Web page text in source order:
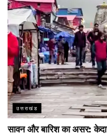
उत्तराखंड
सावन और बारिश का असर: